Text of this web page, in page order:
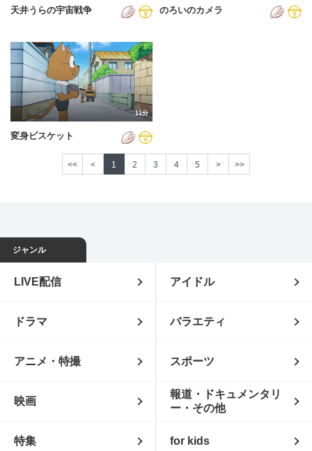
天井うらの宇宙戦争 のろいのカメラ
11分
変身ビスケット
<< < 1 2 3 4 5 > >>
ジャンル
LIVE配信 アイドル
ドラマ バラエティ
アニメ・特撮 スポーツ
映画
報道・ドキュメンタリ
ー・その他
特集 for kids